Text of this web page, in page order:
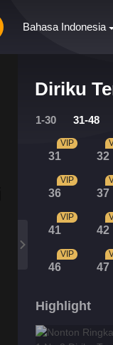
Bahasa Indonesia
Diriku
1-30 31-48
31
VIP
32
36
VIP
37
41
VIP
42
46
VIP
47
Highlight